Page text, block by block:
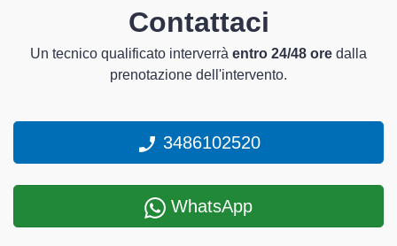
Contattaci
Un tecnico qualificato interverrà entro 24/48 ore dalla
prenotazione dell'intervento.
3486102520
WhatsApp